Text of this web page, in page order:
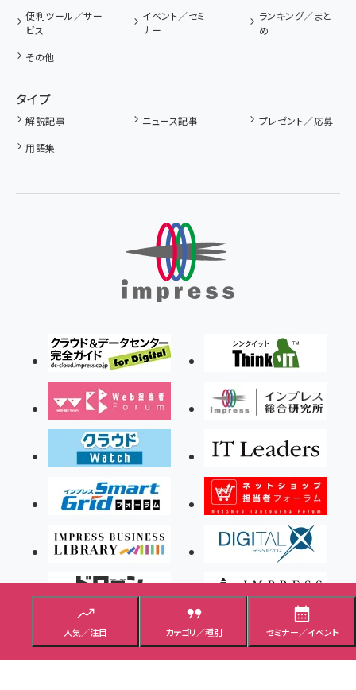
人気／注目 カテゴリ／種別 セミナー／イベント
便利ツール／サー
ビス
イベント／セミ
ナー
ランキング／まと
め
その他
タイプ
解説記事 ニュース記事
プレゼント／応募
用語集